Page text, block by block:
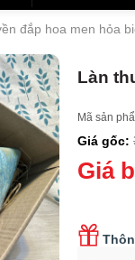
đắp hoa men hỏa
Làn
Mã sản
Giá gốc:
Giá
Thông